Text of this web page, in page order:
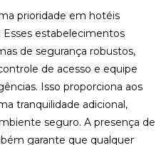
prioridade em hotéis
Esses estabelecimentos
de segurança robustos,
de acesso e equipe
Isso proporciona aos
tranquilidade adicional,
seguro. A presença de
garante que qualquer